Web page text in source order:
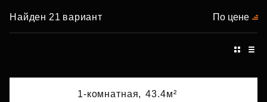
Найден 21 вариант По цене
1-комнатная, 43.4м²